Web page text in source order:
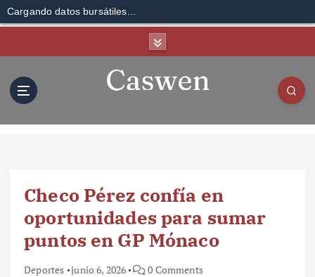
Cargando datos bursátiles...
Checo Pérez confía en
oportunidades para sumar
puntos en GP Mónaco
Deportes junio 6, 2026 0 Comments